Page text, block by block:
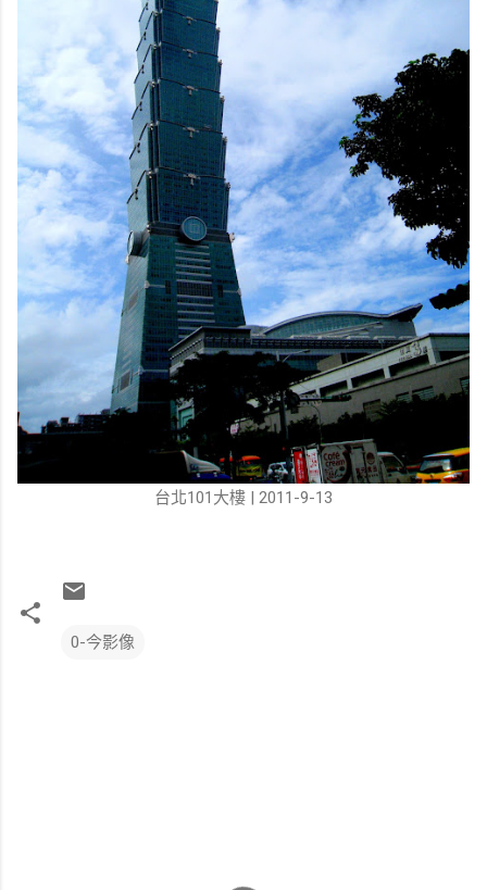
台北101大樓 | 2011-9-13
0-今影像